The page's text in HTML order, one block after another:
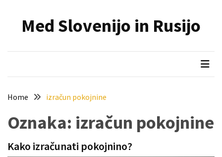
content
NAJNOVEJŠI
dedku
spremenil
življenje
Zelo
contentMed Slovenijo in Rusijo
Home izračun pokojnine
Oznaka: izračun pokojnine
Kako izračunati pokojnino?